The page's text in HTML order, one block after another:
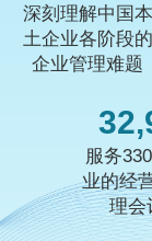
深刻理解中国本
土企业各阶段的
企业管理难题
服务
业的经
理会